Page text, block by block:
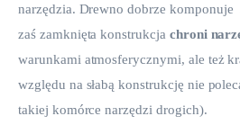
narzędzia. Drewno dobrze komponuje
zaś zamknięta konstrukcja chroni
warunkami atmosferycznymi, ale też
względu na słabą konstrukcję nie
takiej komórce narzędzi drogich).